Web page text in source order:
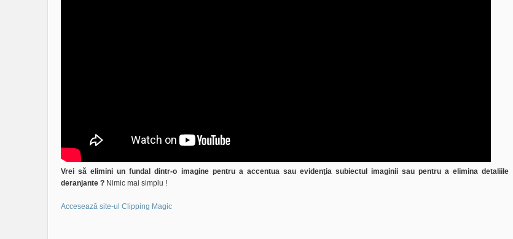
Vrei să elimini un fundal dintr-o imagine pentru a accentua sau evidenţia subiectul imaginii sau pentru a elimina detaliile
deranjante ? Nimic mai simplu !
Accesează site-ul Clipping Magic